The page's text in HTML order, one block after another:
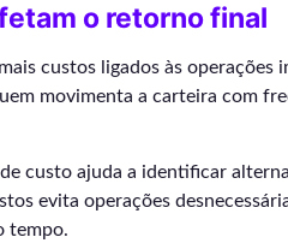
o retorno final
custos ligados às operações
movimenta a carteira com
custo ajuda a identificar
evita operações
tempo.